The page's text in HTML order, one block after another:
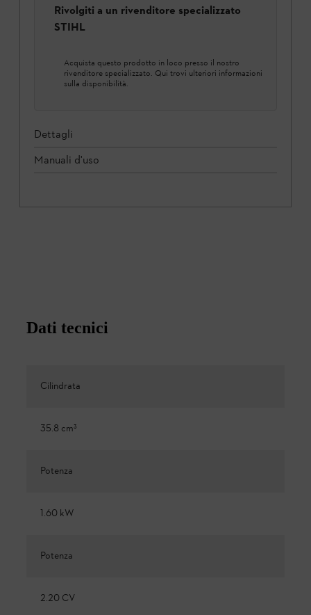
Rivolgiti a un rivenditore specializzato
STIHL
Acquista questo prodotto in loco presso il nostro
rivenditore specializzato. Qui trovi ulteriori informazioni
sulla disponibilità.
Dettagli
Manuali d'uso
Dati tecnici
Cilindrata
35.8 cm³
Potenza
1.60 kW
Potenza
2.20 CV